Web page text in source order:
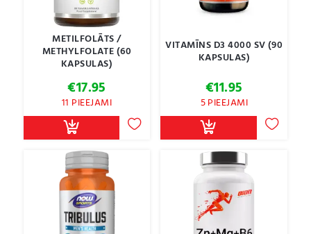
METILFOLĀTS /
METHYLFOLATE (60
KAPSULAS)
€17.95
11 PIEEJAMI
VITAMĪNS D3 4000 SV (90
KAPSULAS)
€11.95
5 PIEEJAMI